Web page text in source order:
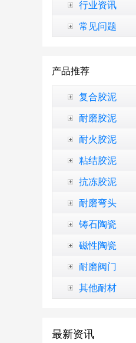
行业资讯
常见问题
产品推荐
复合胶泥
耐磨胶泥
耐火胶泥
粘结胶泥
抗冻胶泥
耐磨弯头
铸石陶瓷
磁性陶瓷
耐磨阀门
其他耐材
最新资讯